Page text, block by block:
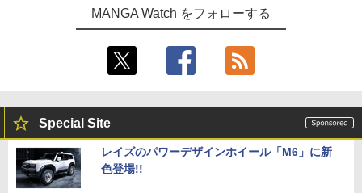
MANGA Watch をフォローする
Special Site
レイズのパワーデザインホイール「M6」に新
色登場!!